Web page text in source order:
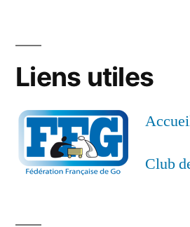
Liens utiles
Club